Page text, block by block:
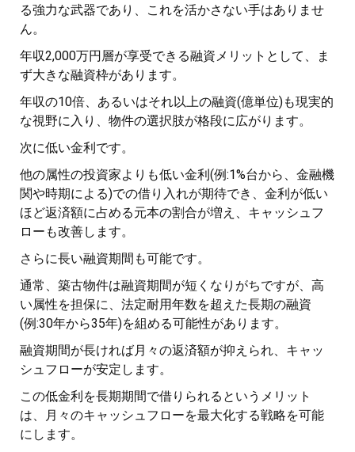
る強力な武器であり、これを活かさない手はありませ
ん。
年収2,000万円層が享受できる融資メリットとして、ま
ず大きな融資枠があります。
年収の10倍、あるいはそれ以上の融資(億単位)も現実的
な視野に入り、物件の選択肢が格段に広がります。
次に低い金利です。
他の属性の投資家よりも低い金利(例:1%台から、金融機
関や時期による)での借り入れが期待でき、金利が低い
ほど返済額に占める元本の割合が増え、キャッシュフ
ローも改善します。
さらに長い融資期間も可能です。
通常、築古物件は融資期間が短くなりがちですが、高
い属性を担保に、法定耐用年数を超えた長期の融資
(例:30年から35年)を組める可能性があります。
融資期間が長ければ月々の返済額が抑えられ、キャッ
シュフローが安定します。
この低金利を長期期間で借りられるというメリット
は、月々のキャッシュフローを最大化する戦略を可能
にします。